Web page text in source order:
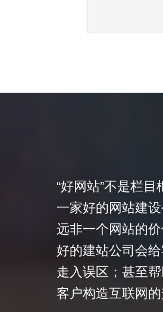
“好网站”不是栏
一家好的网站建
远非一个网站的
好的建站公司会
走入误区；甚至
客户构造互联网的